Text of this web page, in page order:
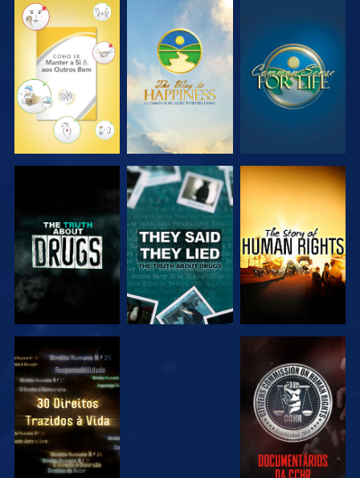
VER VER VER
VER VER
VER VER